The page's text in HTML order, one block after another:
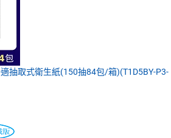
抽取式衛生紙(150抽84包/箱)(T1D5BY-P3-